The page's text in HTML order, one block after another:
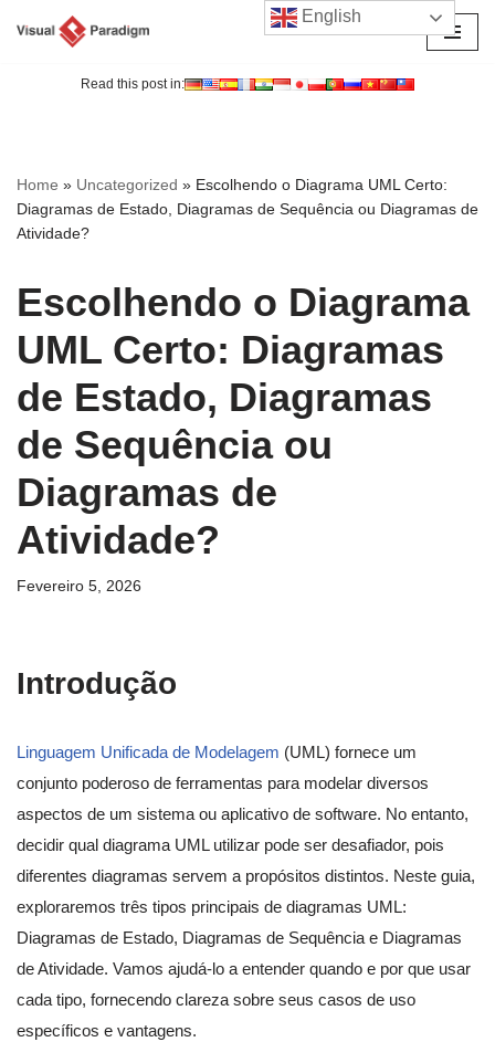
Read this post in:
Home » Uncategorized » Escolhendo o Diagrama UML Certo:
Diagramas de Estado, Diagramas de Sequência ou Diagramas de
Atividade?
Escolhendo o Diagrama
UML Certo: Diagramas
de Estado, Diagramas
de Sequência ou
Diagramas de
Atividade?
Fevereiro 5, 2026
Introdução
Linguagem Unificada de Modelagem (UML) fornece um
conjunto poderoso de ferramentas para modelar diversos
aspectos de um sistema ou aplicativo de software. No entanto,
decidir qual diagrama UML utilizar pode ser desafiador, pois
diferentes diagramas servem a propósitos distintos. Neste guia,
exploraremos três tipos principais de diagramas UML:
Diagramas de Estado, Diagramas de Sequência e Diagramas
de Atividade. Vamos ajudá-lo a entender quando e por que usar
cada tipo, fornecendo clareza sobre seus casos de uso
específicos e vantagens.
English